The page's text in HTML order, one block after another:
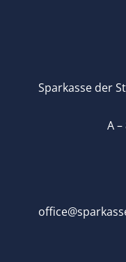
Sparkasse der
A